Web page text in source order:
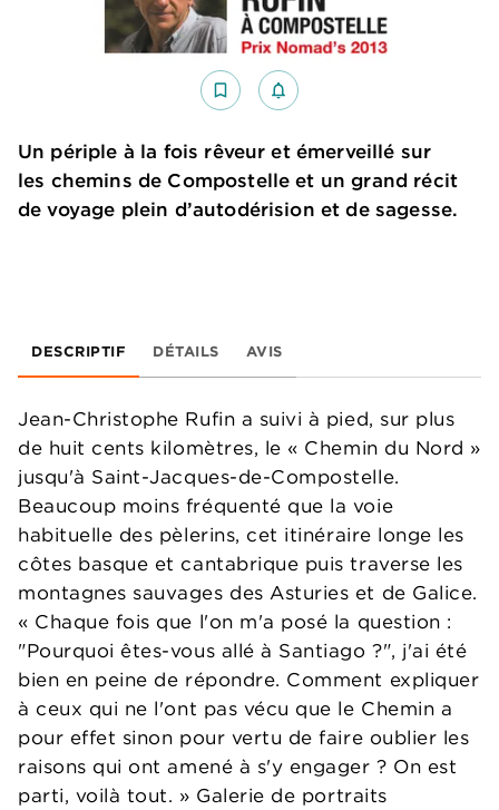
bookmark_border notifications_none_outlined
Un périple à la fois rêveur et émerveillé sur
les chemins de Compostelle et un grand récit
de voyage plein d’autodérision et de sagesse.
DESCRIPTIF DÉTAILS AVIS
Jean-Christophe Rufin a suivi à pied, sur plus
de huit cents kilomètres, le « Chemin du Nord »
jusqu'à Saint-Jacques-de-Compostelle.
Beaucoup moins fréquenté que la voie
habituelle des pèlerins, cet itinéraire longe les
côtes basque et cantabrique puis traverse les
montagnes sauvages des Asturies et de Galice.
« Chaque fois que l'on m'a posé la question :
"Pourquoi êtes-vous allé à Santiago ?", j'ai été
bien en peine de répondre. Comment expliquer
à ceux qui ne l'ont pas vécu que le Chemin a
pour effet sinon pour vertu de faire oublier les
raisons qui ont amené à s'y engager ? On est
parti, voilà tout. » Galerie de portraits